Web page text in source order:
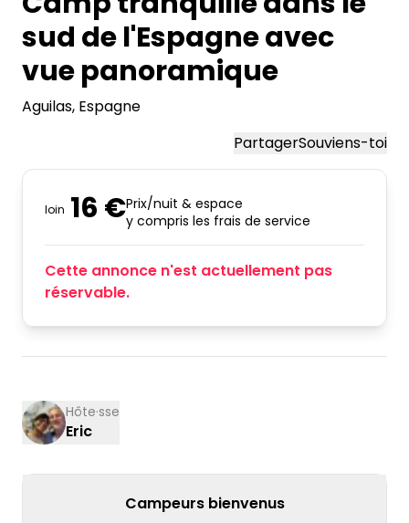
Contact
Select language
sud de l'Espagne avec
vue panoramique
Aguilas, Espagne
PartagerSouviens-toi
loin 16 €Prix/nuit & espace
y compris les frais de service
Cette annonce n'est actuellement pas
réservable.
Hôte·sse
Eric
Campeurs bienvenus